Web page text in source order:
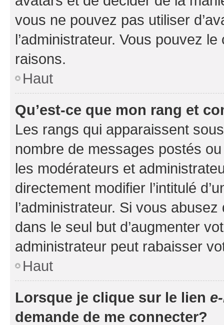
vous ne pouvez pas utiliser
l’administrateur. Vous pouvez
raisons.
Haut
Qu’est-ce que mon rang et
Les rangs qui apparaissent
nombre de messages postés
les modérateurs et
directement modifier l’intitulé
l’administrateur. Si vous
dans le seul but d’augmenter
administrateur peut rabaisser
Haut
Lorsque je clique sur le lien
demande de me connecter?